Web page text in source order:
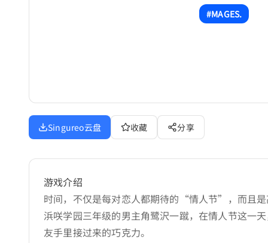
#MAGES.
Singureo云盘 收藏 分享
游戏介绍
时间，不仅是每对恋人都期待的“情人节”，而且
浜咲学园三年级的男主角鹭沢一蹴，在情人节这一
友手里接过来的巧克力。